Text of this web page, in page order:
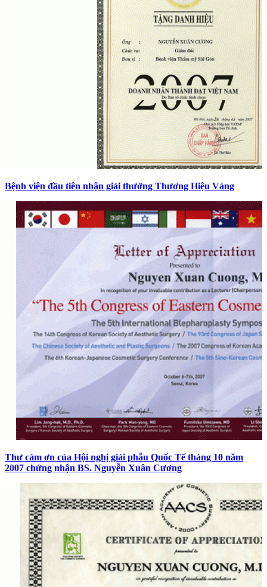
Bệnh viện đầu tiên nhận giải thưởng Thương Hiệu Vàng
Thư cám ơn của Hội nghị giải phẫu Quốc Tế tháng 10 năm
2007 chứng nhận BS. Nguyễn Xuân Cương